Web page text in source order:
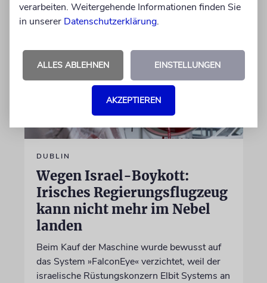
DUBLIN
Wegen Israel-Boykott:
Irisches Regierungsflugzeug
kann nicht mehr im Nebel
landen
Beim Kauf der Maschine wurde bewusst auf
das System »FalconEye« verzichtet, weil der
israelische Rüstungskonzern Elbit Systems an
verarbeiten. Weitergehende Informationen finden Sie
in unserer Datenschutzerklärung.
ALLES ABLEHNEN EINSTELLUNGEN
AKZEPTIEREN